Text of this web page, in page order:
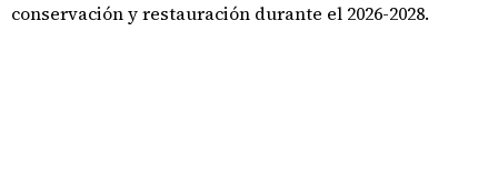
conservación y restauración durante el 2026-2028.